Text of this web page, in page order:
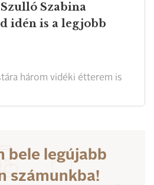
Szabina
idén is a legjobb
három vidéki étterem is
bele legújabb
számunkba!